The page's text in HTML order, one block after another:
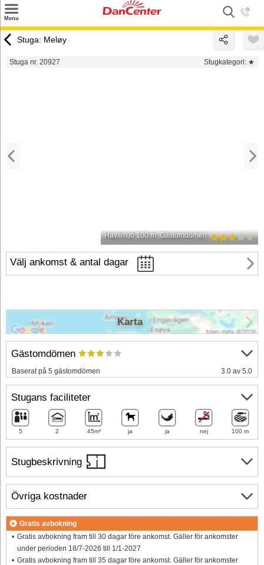
Menu
Tilbud
Stuga: Meløy
Stuga nr. 20927 Stugkategori: ★
Hav/insjö 100 m Gästomdömen
Välj ankomst & antal dagar
Stugbeskrivning
Gästomdömen
Baserat på 5 gästomdömen 3.0 av 5.0
Stugans faciliteter
5 2 45m² ja ja nej 100 m
Övriga kostnader
Gratis avbokning
Gratis avbokning fram till 30 dagar före ankomst. Gäller för ankomster
under perioden 18/7-2026 till 1/1-2027
Gratis avbokning fram till 35 dagar före ankomst. Gäller för ankomster
Karta